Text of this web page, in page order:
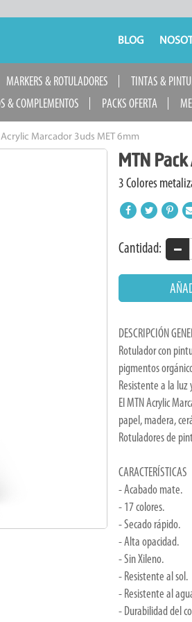
BLOG
MARKERS & ROTULADORES TINTAS &
& COMPLEMENTOS PACKS OFERTA
Acrylic Marcador 3uds MET 6mm
MTN
3 Colores
Cantidad:
DESCRIPCIÓN
Rotulador con
pigmentos
Resistente a la luz
El MTN Acrylic
papel, madera,
Rotuladores de
CARACTERÍSTICAS
- Acabado mate.
- 17 colores.
- Secado rápido.
- Alta opacidad.
- Sin Xileno.
- Resistente al sol.
- Resistente al
- Durabilidad del